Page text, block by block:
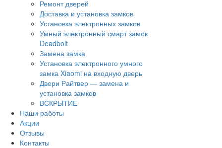
Ремонт дверей
Доставка и установка замков
Установка электронных замков
Умный электронный смарт замок
Deadbolt
Замена замка
Установка электронного умного
замка Xiaomi на входную дверь
Двери Райтвер — замена и
установка замков
ВСКРЫТИЕ
Наши работы
Акции
Отзывы
Контакты